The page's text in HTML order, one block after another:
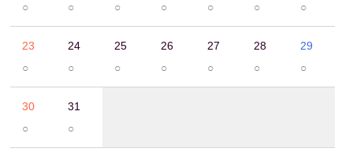
○
○
○
○
○
○
○
23
○
24
○
25
○
26
○
27
○
28
○
29
○
30
○
31
○